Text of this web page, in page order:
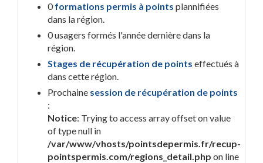
0formations permis à points plannifiées
dans la région.
0 usagers formés l'année dernière dans la
région.
Stages de récupération de points effectués à
dans cette région.
Prochaine session de récupération de points
:
Notice: Trying to access array offset on value
of type null in
/var/www/vhosts/pointsdepermis.fr/recup-
pointspermis.com/regions_detail.php on line